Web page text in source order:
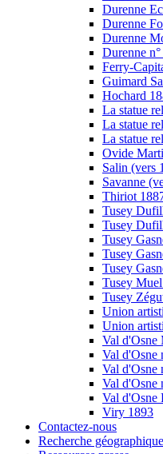
Durenne
Durenne
Durenne
Durenne
Ferry-
Guimard
Hochard
La statue
La statue
La statue
Ovide
Salin (vers
Savanne
Thiriot
Tusey
Tusey
Tusey
Tusey
Tusey
Tusey
Tusey
Union
Union
Val d'Osne
Val d'Osne
Val d'Osne
Val d'Osne
Val d'Osne
Viry 1893
Contactez-nous
Recherche géographique